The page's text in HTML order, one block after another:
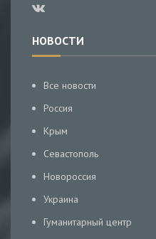
НОВОСТИ
Все новости
Россия
Крым
Севастополь
Новороссия
Украина
Гуманитарный центр